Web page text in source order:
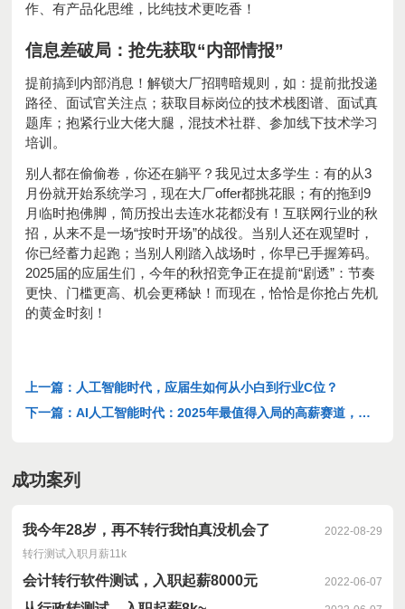
作、有产品化思维，比纯技术更吃香！
信息差破局：抢先获取“内部情报”
提前搞到内部消息！解锁大厂招聘暗规则，如：提前批投递
路径、面试官关注点；获取目标岗位的技术栈图谱、面试真
题库；抱紧行业大佬大腿，混技术社群、参加线下技术学习
培训。
别人都在偷偷卷，你还在躺平？我见过太多学生：有的从3
月份就开始系统学习，现在大厂offer都挑花眼；有的拖到9
月临时抱佛脚，简历投出去连水花都没有！互联网行业的秋
招，从来不是一场“按时开场”的战役。当别人还在观望时，
你已经蓄力起跑；当别人刚踏入战场时，你早已手握筹码。
2025届的应届生们，今年的秋招竞争正在提前“剧透”：节奏
更快、门槛更高、机会更稀缺！而现在，恰恰是你抢占先机
的黄金时刻！
上一篇：人工智能时代，应届生如何从小白到行业C位？
下一篇：AI人工智能时代：2025年最值得入局的高薪赛道，应
成功案列
我今年28岁，再不转行我怕真没机会了
2022-08-29
转行测试入职月薪11k
会计转行软件测试，入职起薪8000元 2022-06-07